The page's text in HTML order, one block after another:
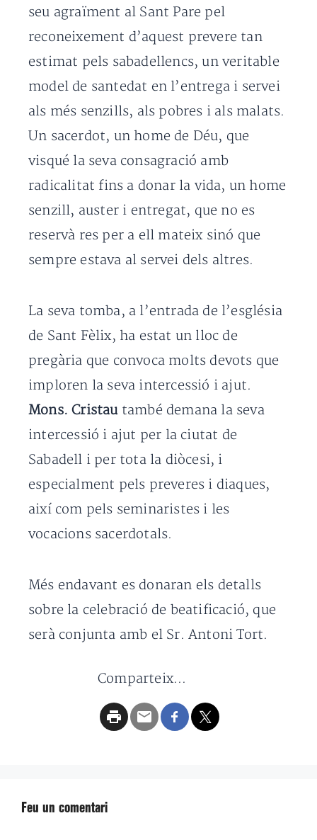
seu agraïment al Sant Pare pel
reconeixement d’aquest prevere tan
estimat pels sabadellencs, un veritable
model de santedat en l’entrega i servei
als més senzills, als pobres i als malats.
Un sacerdot, un home de Déu, que
visqué la seva consagració amb
radicalitat fins a donar la vida, un home
senzill, auster i entregat, que no es
reservà res per a ell mateix sinó que
sempre estava al servei dels altres.
La seva tomba, a l’entrada de l’església
de Sant Fèlix, ha estat un lloc de
pregària que convoca molts devots que
imploren la seva intercessió i ajut.
Mons. Cristau també demana la seva
intercessió i ajut per la ciutat de
Sabadell i per tota la diòcesi, i
especialment pels preveres i diaques,
així com pels seminaristes i les
vocacions sacerdotals.
Més endavant es donaran els detalls
sobre la celebració de beatificació, que
serà conjunta amb el Sr. Antoni Tort.
Comparteix...
Feu un comentari